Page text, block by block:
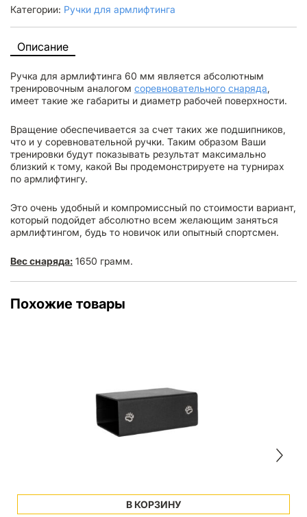
Описание
Ручка для армлифтинга 60 мм является абсолютным
тренировочным аналогом соревновательного снаряда,
имеет такие же габариты и диаметр рабочей поверхности.
Вращение обеспечивается за счет таких же подшипников,
что и у соревновательной ручки. Таким образом Ваши
тренировки будут показывать результат максимально
близкий к тому, какой Вы продемонстрируете на турнирах
по армлифтингу.
Это очень удобный и компромиссный по стоимости вариант,
который подойдет абсолютно всем желающим заняться
армлифтингом, будь то новичок или опытный спортсмен.
Вес снаряда: 1650 грамм.
Категории: Ручки для армлифтинга
Похожие товары
В КОРЗИНУ